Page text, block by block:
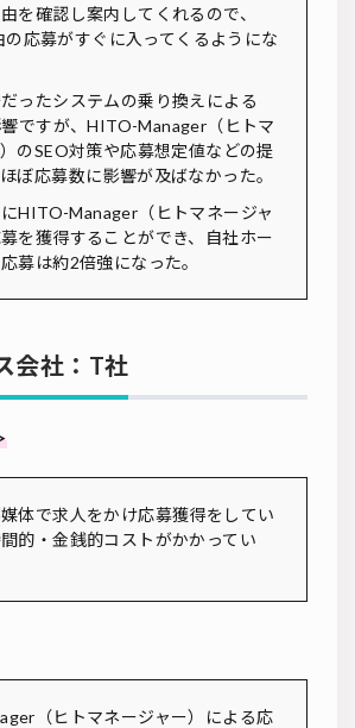
を確認し案内してくれるので、
応募がすぐに入ってくるようにな
ったシステムの乗り換えによる
ですが、HITO-Manager（ヒトマ
のSEO対策や応募想定値などの提
ぼ応募数に影響が及ばなかった。
HITO-Manager（ヒトマネージャ
を獲得することができ、自社ホー
募は約2倍強になった。
会社：T社
体で求人をかけ応募獲得をしてい
的・金銭的コストがかかってい
（ヒトマネージャー）による応